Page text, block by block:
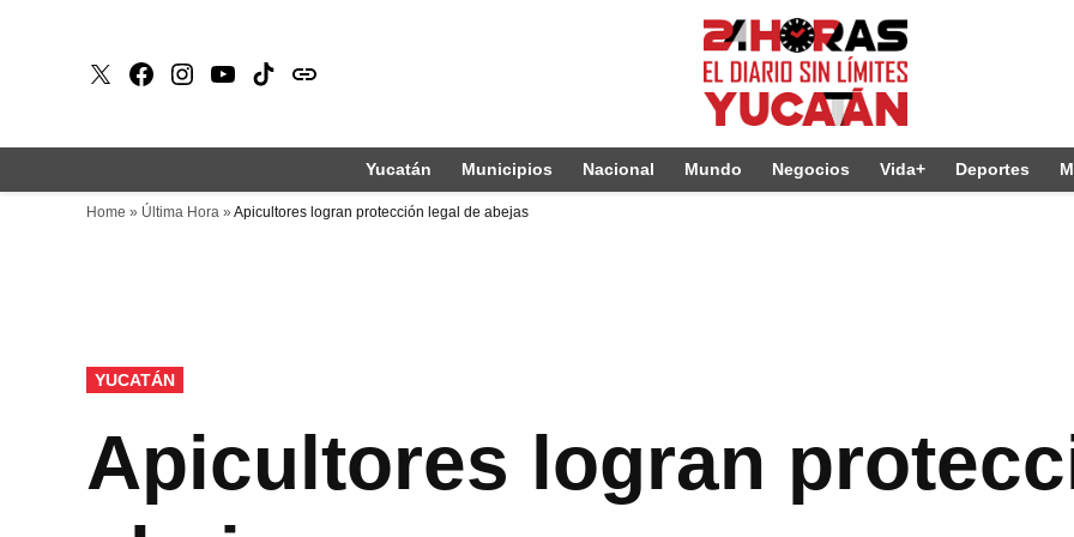
X Faceboook
Instagram
Youtube
Tiktokissuu
Yucatán Municipios Nacional Mundo Negocios Vida+ Deportes
Home » Última Hora » Apicultores logran protección legal de abejas
PUBLICADO
EN
YUCATÁN
Apicultores logran